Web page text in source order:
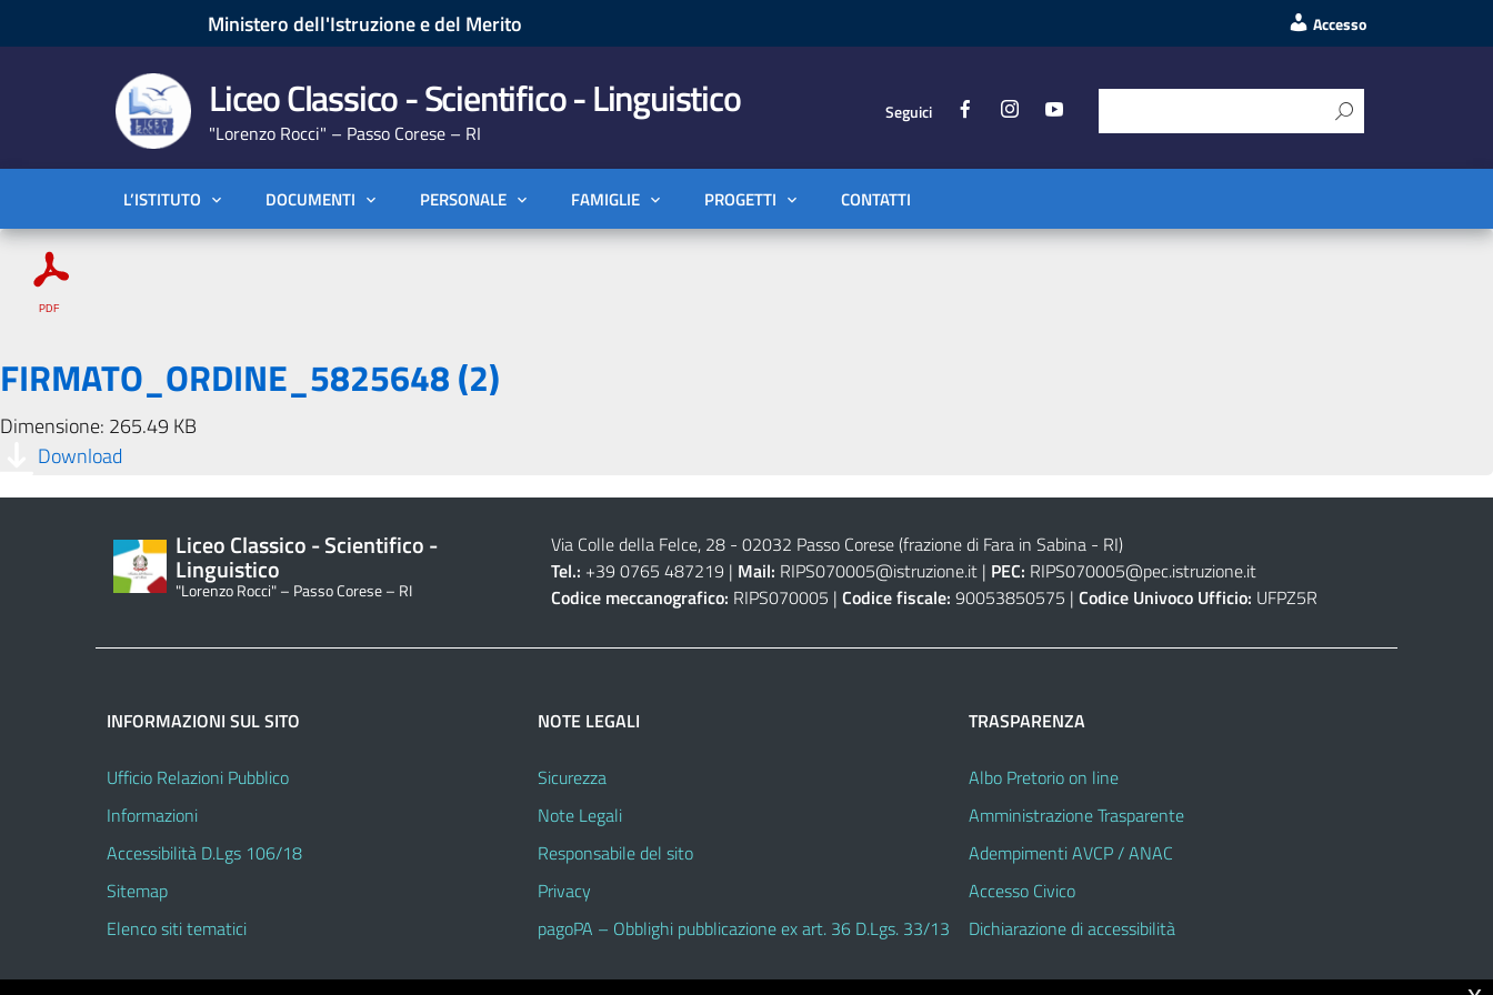
Ministero dell'Istruzione e del Merito Accesso
Liceo Classico - Scientifico - Linguistico
"Lorenzo Rocci" – Passo Corese – RI
Seguici
L’ISTITUTO DOCUMENTI PERSONALE FAMIGLIE PROGETTI CONTATTI
FIRMATO_ORDINE_5825648 (2)
Dimensione: 265.49 KB
Download
Liceo Classico - Scientifico -
Linguistico
"Lorenzo Rocci" – Passo Corese – RI
Via Colle della Felce, 28 - 02032 Passo Corese (frazione di Fara in Sabina - RI)
Tel.: +39 0765 487219 | Mail: RIPS070005@istruzione.it| PEC: RIPS070005@pec.istruzione.it
Codice meccanografico: RIPS070005 | Codice fiscale: 90053850575 | Codice Univoco Ufficio: UFPZ5R
INFORMAZIONI SUL SITO
Ufficio Relazioni Pubblico
Informazioni
Accessibilità D.Lgs 106/18
Sitemap
Elenco siti tematici
NOTE LEGALI
Sicurezza
Note Legali
Responsabile del sito
Privacy
pagoPA – Obblighi pubblicazione ex art. 36 D.Lgs. 33/13
TRASPARENZA
Albo Pretorio on line
Amministrazione Trasparente
Adempimenti AVCP / ANAC
Accesso Civico
Dichiarazione di accessibilità